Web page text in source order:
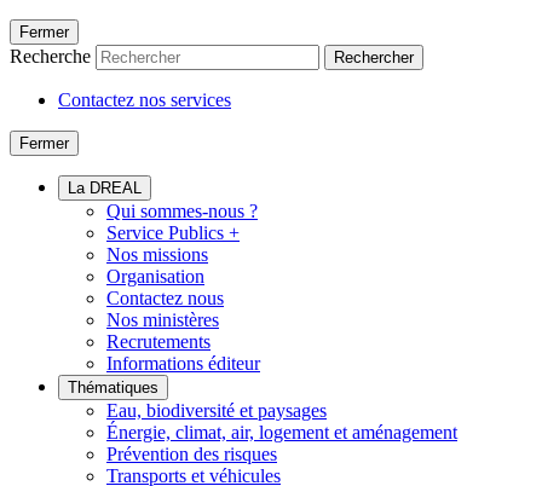
Fermer
Recherche Rechercher
Contactez nos services
Fermer
La DREAL
Qui sommes-nous ?
Service Publics +
Nos missions
Organisation
Contactez nous
Nos ministères
Recrutements
Informations éditeur
Thématiques
Eau, biodiversité et paysages
Énergie, climat, air, logement et aménagement
Prévention des risques
Transports et véhicules